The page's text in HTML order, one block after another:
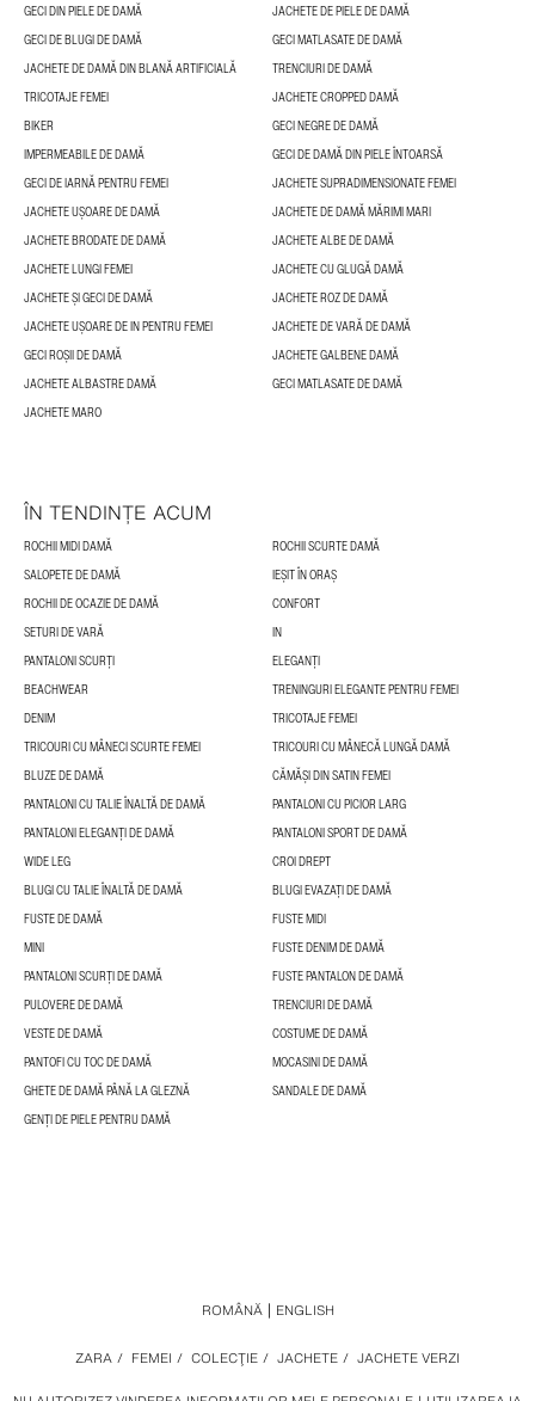
GECI DIN PIELE DE DAMĂ
JACHETE DE PIELE DE DAMĂ
GECI DE BLUGI DE DAMĂ
GECI MATLASATE DE DAMĂ
JACHETE DE DAMĂ DIN BLANĂ ARTIFICIALĂ
TRENCIURI DE DAMĂ
TRICOTAJE FEMEI
JACHETE CROPPED DAMĂ
BIKER
GECI NEGRE DE DAMĂ
IMPERMEABILE DE DAMĂ
GECI DE DAMĂ DIN PIELE ÎNTOARSĂ
GECI DE IARNĂ PENTRU FEMEI
JACHETE SUPRADIMENSIONATE FEMEI
JACHETE UȘOARE DE DAMĂ
JACHETE DE DAMĂ MĂRIMI MARI
JACHETE BRODATE DE DAMĂ
JACHETE ALBE DE DAMĂ
JACHETE LUNGI FEMEI
JACHETE CU GLUGĂ DAMĂ
JACHETE ȘI GECI DE DAMĂ
JACHETE ROZ DE DAMĂ
JACHETE UȘOARE DE IN PENTRU FEMEI
JACHETE DE VARĂ DE DAMĂ
GECI ROȘII DE DAMĂ
JACHETE GALBENE DAMĂ
JACHETE ALBASTRE DAMĂ
GECI MATLASATE DE DAMĂ
JACHETE MARO
ÎN TENDINȚE ACUM
ROCHII MIDI DAMĂ
ROCHII SCURTE DAMĂ
SALOPETE DE DAMĂ
IEȘIT ÎN ORAȘ
ROCHII DE OCAZIE DE DAMĂ
CONFORT
SETURI DE VARĂ
IN
PANTALONI SCURȚI
ELEGANȚI
BEACHWEAR
TRENINGURI ELEGANTE PENTRU FEMEI
DENIM
TRICOTAJE FEMEI
TRICOURI CU MÂNECI SCURTE FEMEI
TRICOURI CU MÂNECĂ LUNGĂ DAMĂ
BLUZE DE DAMĂ
CĂMĂȘI DIN SATIN FEMEI
PANTALONI CU TALIE ÎNALTĂ DE DAMĂ
PANTALONI CU PICIOR LARG
PANTALONI ELEGANȚI DE DAMĂ
PANTALONI SPORT DE DAMĂ
WIDE LEG
CROI DREPT
BLUGI CU TALIE ÎNALTĂ DE DAMĂ
BLUGI EVAZAȚI DE DAMĂ
FUSTE DE DAMĂ
FUSTE MIDI
MINI
FUSTE DENIM DE DAMĂ
PANTALONI SCURȚI DE DAMĂ
FUSTE PANTALON DE DAMĂ
PULOVERE DE DAMĂ
TRENCIURI DE DAMĂ
VESTE DE DAMĂ
COSTUME DE DAMĂ
PANTOFI CU TOC DE DAMĂ
MOCASINI DE DAMĂ
GHETE DE DAMĂ PÂNĂ LA GLEZNĂ
SANDALE DE DAMĂ
GENȚI DE PIELE PENTRU DAMĂ
ZARA / FEMEI / COLECŢIE / JACHETE / JACHETE VERZI
ROMÂNĂ ENGLISH